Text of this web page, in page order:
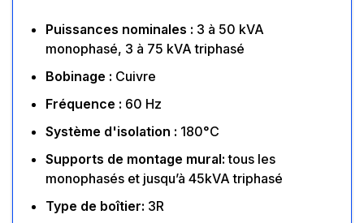
Puissances nominales : 3 à 50 kVA
monophasé, 3 à 75 kVA triphasé
Bobinage : Cuivre
Fréquence : 60 Hz
Système d'isolation : 180°C
Supports de montage mural:tous les
monophasés et jusqu’à 45kVA triphasé
Type de boîtier: 3R